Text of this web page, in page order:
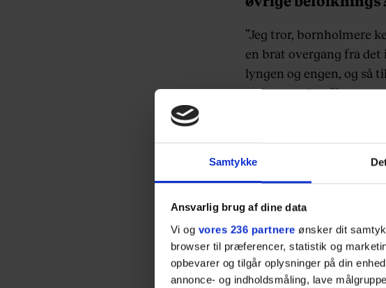
Samtykke
Ansvarlig brug af dine data
Vi og vores 236 partnere ønsker dit
browser til præferencer, statistik og
opbevarer og tilgår oplysninger på din
annonce- og indholdsmåling, lave
”Jeg tror, bornholmere
en brat overgang fra det
lyngen og engen, og så
og grotter. Det får man
medarbejdere?
”Fordi Bornholm er en
plukker vildt. Det giver